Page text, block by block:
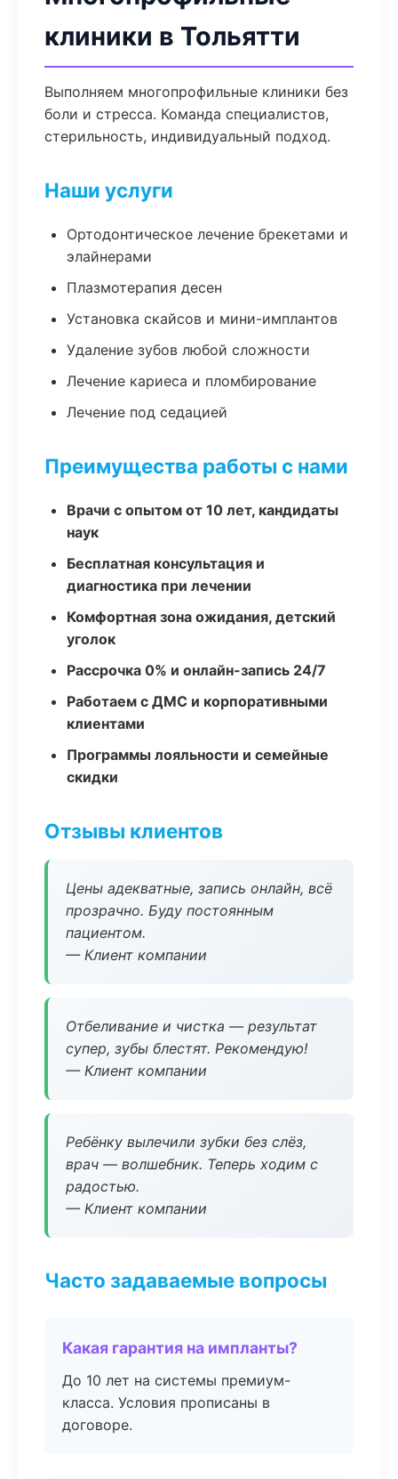
клиники в Тольятти
Выполняем многопрофильные клиники без
боли и стресса. Команда специалистов,
стерильность, индивидуальный подход.
Наши услуги
Ортодонтическое лечение брекетами и
элайнерами
Плазмотерапия десен
Установка скайсов и мини-имплантов
Удаление зубов любой сложности
Лечение кариеса и пломбирование
Лечение под седацией
Преимущества работы с нами
Врачи с опытом от 10 лет, кандидаты
наук
Бесплатная консультация и
диагностика при лечении
Комфортная зона ожидания, детский
уголок
Рассрочка 0% и онлайн-запись 24/7
Работаем с ДМС и корпоративными
клиентами
Программы лояльности и семейные
скидки
Отзывы клиентов
Цены адекватные, запись онлайн, всё
прозрачно. Буду постоянным
пациентом.
— Клиент компании
Отбеливание и чистка — результат
супер, зубы блестят. Рекомендую!
— Клиент компании
Ребёнку вылечили зубки без слёз,
врач — волшебник. Теперь ходим с
радостью.
— Клиент компании
Часто задаваемые вопросы
Какая гарантия на импланты?
До 10 лет на системы премиум-
класса. Условия прописаны в
договоре.